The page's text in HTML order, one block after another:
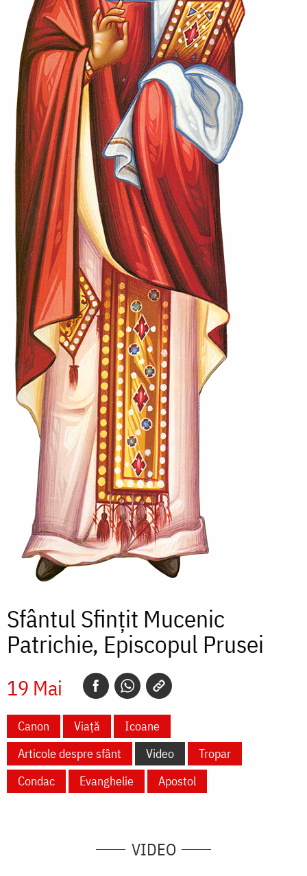
Sfântul Sfințit Mucenic
Patrichie, Episcopul Prusei
19 Mai
Canon Viață
Icoane
Articole despre sfânt
Video
Tropar
Condac
Evanghelie Apostol
VIDEO